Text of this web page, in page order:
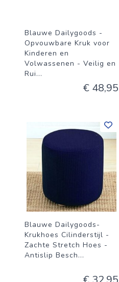
Blauwe Dailygoods -
Opvouwbare Kruk voor
Kinderen en
Volwassenen - Veilig en
Rui...
€ 48,95
Blauwe Dailygoods-
Krukhoes Cilinderstijl -
Zachte Stretch Hoes -
Antislip Besch...